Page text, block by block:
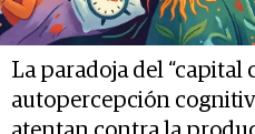
La paradoja del “capital
autopercepción